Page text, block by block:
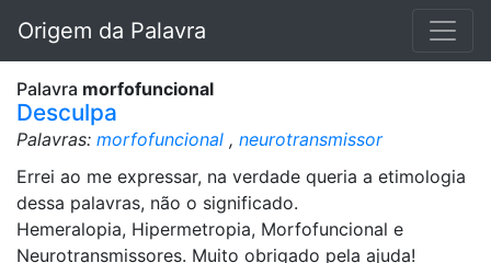
Origem da Palavra
Palavra morfofuncional
Desculpa
Palavras: morfofuncional , neurotransmissor
Errei ao me expressar, na verdade queria a etimologia
dessa palavras, não o significado.
Hemeralopia, Hipermetropia, Morfofuncional e
Neurotransmissores. Muito obrigado pela ajuda!